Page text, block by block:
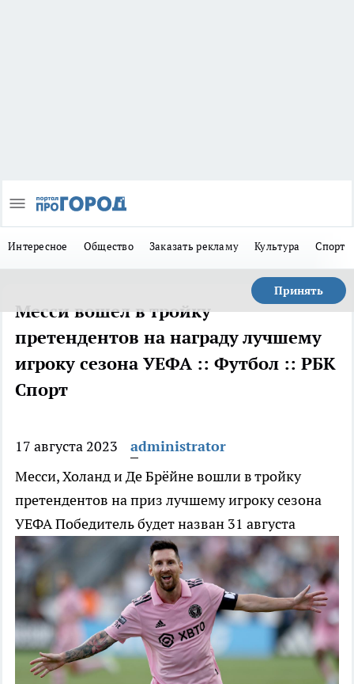
Интересное Общество Заказать рекламу Культура Спорт
Принять
Месси вошел в тройку
претендентов на награду лучшему
игроку сезона УЕФА :: Футбол :: РБК
Спорт
17 августа 2023
administrator
Месси, Холанд и Де Брёйне вошли в тройку
претендентов на приз лучшему игроку сезона
УЕФАПобедитель будет назван 31 августа